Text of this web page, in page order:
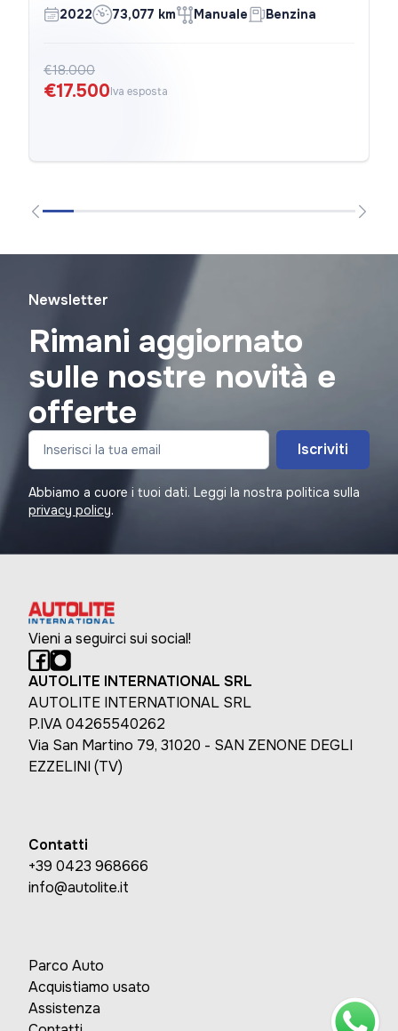
2022 73,077 km Manuale Benzina
€18.000
€17.500Iva esposta
Newsletter
Rimani aggiornato
sulle nostre novità e
offerte
Iscriviti
Abbiamo a cuore i tuoi dati. Leggi la nostra politica sulla
privacy policy.
Vieni a seguirci sui social!
AUTOLITE INTERNATIONAL SRL
AUTOLITE INTERNATIONAL SRL
P.IVA 04265540262
Via San Martino 79, 31020 - SAN ZENONE DEGLI
EZZELINI (TV)
Contatti
+39 0423 968666
info@autolite.it
Parco Auto
Acquistiamo usato
Assistenza